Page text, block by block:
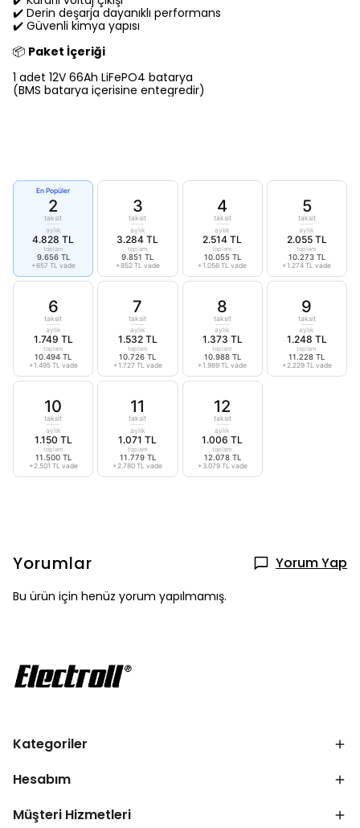
✔️ Derin deşarja dayanıklı performans
✔️ Güvenli kimya yapısı
📦 Paket İçeriği
1 adet 12V 66Ah LiFePO4 batarya
(BMS batarya içerisine entegredir)
En Popüler
2
taksit
aylık
4.828 TL
toplam
9.656 TL
+657 TL vade
3
taksit
aylık
3.284 TL
toplam
9.851 TL
+852 TL vade
4
taksit
aylık
2.514 TL
toplam
10.055 TL
+1.056 TL vade
5
taksit
aylık
2.055 TL
toplam
10.273 TL
+1.274 TL vade
6
taksit
aylık
1.749 TL
toplam
10.494 TL
+1.495 TL vade
7
taksit
aylık
1.532 TL
toplam
10.726 TL
+1.727 TL vade
8
taksit
aylık
1.373 TL
toplam
10.988 TL
+1.989 TL vade
9
taksit
aylık
1.248 TL
toplam
11.228 TL
+2.229 TL vade
10
taksit
aylık
1.150 TL
toplam
11.500 TL
+2.501 TL vade
11
taksit
aylık
1.071 TL
toplam
11.779 TL
+2.780 TL vade
12
taksit
aylık
1.006 TL
toplam
12.078 TL
+3.079 TL vade
Yorumlar Yorum Yap
Bu ürün için henüz yorum yapılmamış.
Kategoriler
Hesabım
Müşteri Hizmetleri